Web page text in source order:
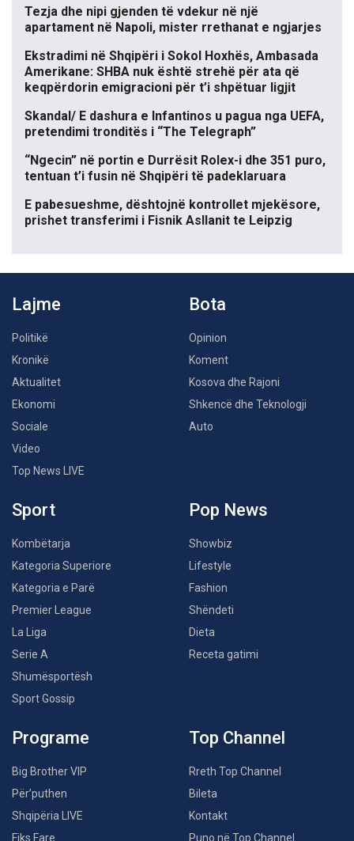
Tezja dhe nipi gjenden të vdekur në një
apartament në Napoli, mister rrethanat e ngjarjes
Ekstradimi në Shqipëri i Sokol Hoxhës, Ambasada
Amerikane: SHBA nuk është strehë për ata që
keqpërdorin emigracioni për t’i shpëtuar ligjit
Skandal/ E dashura e Infantinos u pagua nga UEFA,
pretendimi tronditës i “The Telegraph”
“Ngecin” në portin e Durrësit Rolex-i dhe 351 puro,
tentuan t’i fusin në Shqipëri të padeklaruara
E pabesueshme, dështojnë kontrollet mjekësore,
prishet transferimi i Fisnik Asllanit te Leipzig
Lajme
Politikë
Kronikë
Aktualitet
Ekonomi
Sociale
Video
Top News LIVE
Bota
Opinion
Koment
Kosova dhe Rajoni
Shkencë dhe Teknologji
Auto
Sport
Kombëtarja
Kategoria Superiore
Kategoria e Parë
Premier League
La Liga
Serie A
Shumësportësh
Sport Gossip
Pop News
Showbiz
Lifestyle
Fashion
Shëndeti
Dieta
Receta gatimi
Programe
Big Brother VIP
Për’puthen
Shqipëria LIVE
Fiks Fare
Top Channel
Rreth Top Channel
Bileta
Kontakt
Puno në Top Channel